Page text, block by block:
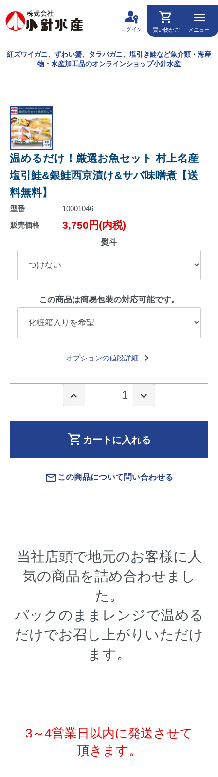
passkey
ログイン
shopping_cart
買い物かご
menu
メニュー
紅ズワイガニ、ずわい蟹、タラバガニ、塩引き鮭など魚介類・海産
物・水産加工品のオンラインショップ小針水産
温めるだけ！厳選お魚セット 村上名産
塩引鮭&銀鮭西京漬け&サバ味噌煮【送
料無料】
型番
10001046
販売価格
3,750円(内税)
熨斗
この商品は簡易包装の対応可能です。
オプションの値段詳細 keyboard_arrow_right
shopping_cart カートに入れる
mail この商品について問い合わせる
当社店頭で地元のお客様に人
気の商品を詰め合わせまし
た。
パックのままレンジで温める
だけでお召し上がりいただけ
ます。
3～4営業日以内に発送させて
頂きます。